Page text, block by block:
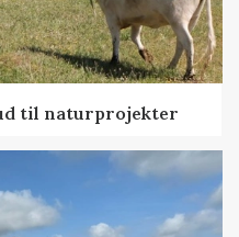
til naturprojekter